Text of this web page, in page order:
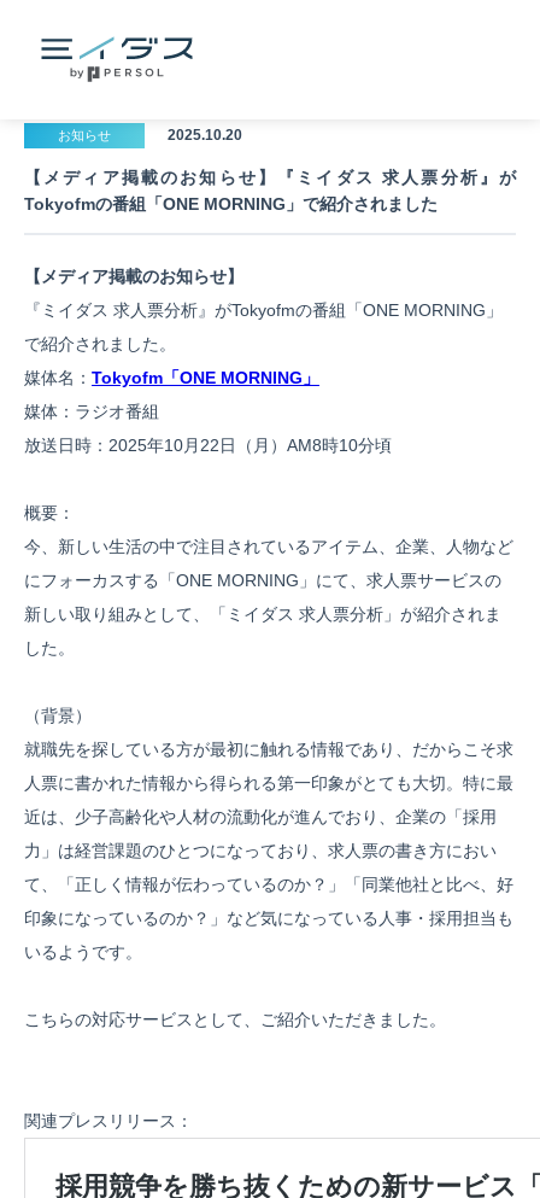
お知らせ 2025.10.20
【メディア掲載のお知らせ】『ミイダス 求人票分析』が
Tokyofmの番組「ONE MORNING」で紹介されました
【メディア掲載のお知らせ】
『ミイダス 求人票分析』がTokyofmの番組「ONE MORNING」
で紹介されました。
媒体名： Tokyofm「ONE MORNING」
媒体：ラジオ番組
放送日時：2025年10月22日（月）AM8時10分頃
概要：
今、新しい生活の中で注目されているアイテム、企業、人物など
にフォーカスする「ONE MORNING」にて、求人票サービスの
新しい取り組みとして、「ミイダス 求人票分析」が紹介されま
した。
（背景）
就職先を探している方が最初に触れる情報であり、だからこそ求
人票に書かれた情報から得られる第一印象がとても大切。特に最
近は、少子高齢化や人材の流動化が進んでおり、企業の「採用
力」は経営課題のひとつになっており、求人票の書き方におい
て、「正しく情報が伝わっているのか？」「同業他社と比べ、好
印象になっているのか？」など気になっている人事・採用担当も
いるようです。
こちらの対応サービスとして、ご紹介いただきました。
関連プレスリリース：